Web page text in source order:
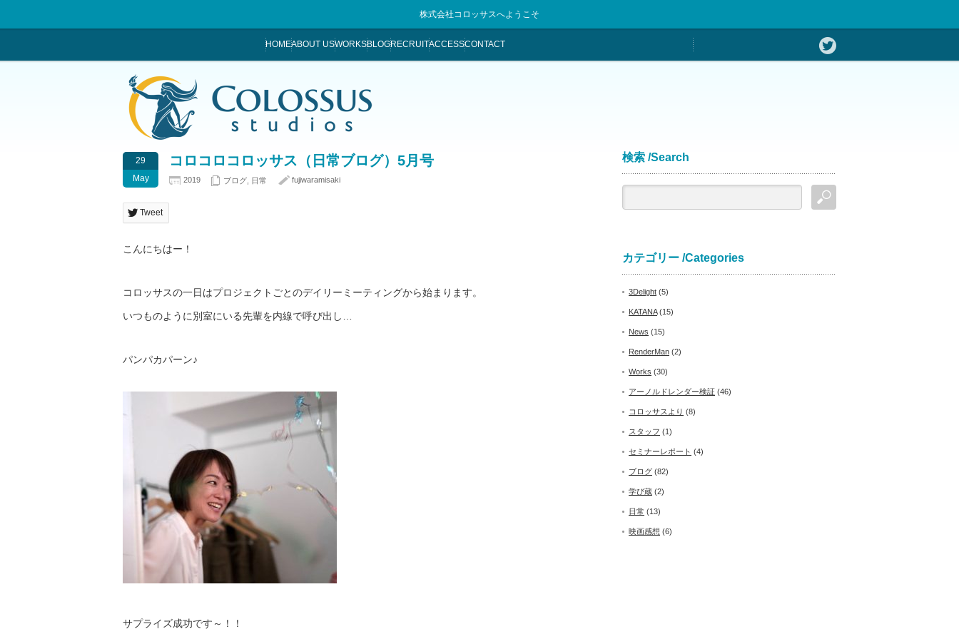
株式会社コロッサスへようこそ
HOMEABOUT USWORKSBLOGRECRUITACCESSCONTACT
29
May
コロコロコロッサス（日常ブログ）5月号
2019 ブログ 日常 fujiwaramisaki
Tweet
こんにちはー！
コロッサスの一日はプロジェクトごとのデイリーミーティングから始まります。
いつものように別室にいる先輩を内線で呼び出し…
パンパカパーン♪
サプライズ成功です～！！
検索 /Search
カテゴリー /Categories
3Delight (5)
KATANA(15)
News (15)
RenderMan (2)
Works (30)
アーノルドレンダー検証 (46)
コロッサスより (8)
スタッフ (1)
セミナーレポート (4)
ブログ (82)
学び蔵 (2)
日常 (13)
映画感想 (6)